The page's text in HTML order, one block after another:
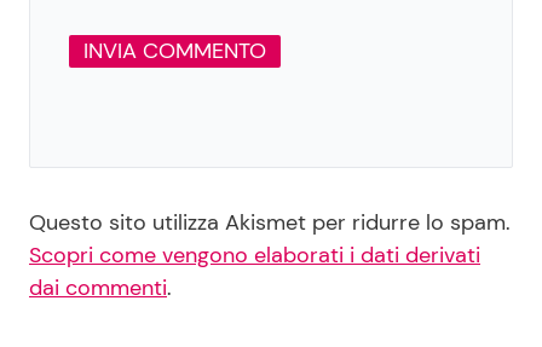
Questo sito utilizza Akismet per ridurre lo spam.
Scopri come vengono elaborati i dati derivati
dai commenti.